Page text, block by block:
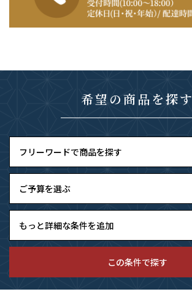
希望の商品を探す
もっと詳細な条件を追加
この条件で探す